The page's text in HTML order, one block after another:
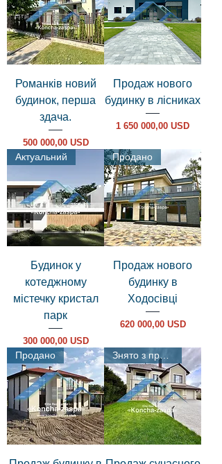
Романків новий
будинок, перша
здача.
Ціна
500 000,00 USD
Продаж нового
будинку в лісниках
Ціна
1 650 000,00 USD
Актуальний
Будинок у
котеджному
містечку кристал
парк
Ціна
300 000,00 USD
Продано
Продаж нового
будинку в
Ходосівці
Ціна
620 000,00 USD
Продано Знято з продажу